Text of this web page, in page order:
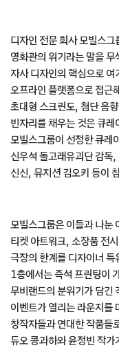
디자인 전문 회사 모빌스
영화관의 위기라는 말을
자사 디자인의 핵심으로
오프라인 플랫폼으로 접근
초대형 스크린도, 첨단 음
빈자리를 채우는 것은 큐레
모빌스그룹이 선정한 큐레
신우석 돌고래유괴단 감독
신신, 뮤지션 김오키 등이
모빌스그룹은 이들과 나눈
티켓 아트워크, 소장품 전
극장의 한계를 디자이너 특
1층에서는 즉석 프린팅이
무비랜드의 분위기가 담긴
이벤트가 열리는 라운지를
창작자들과 연대한 작품들
듀오 콩과하와 윤정빈 작